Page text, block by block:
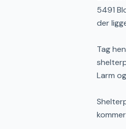
5491
der
Tag
Larm